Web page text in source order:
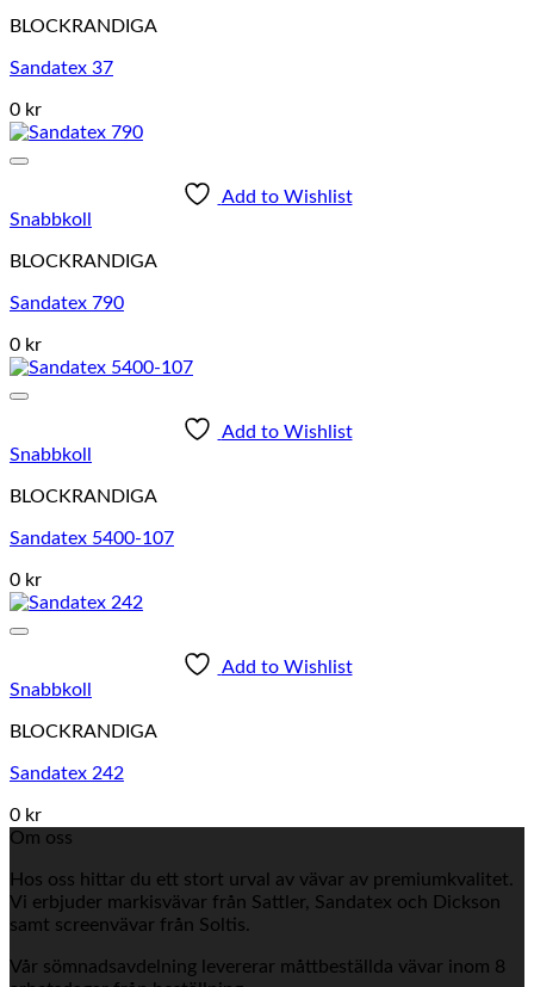
BLOCKRANDIGA
Sandatex 37
0 kr
Add to Wishlist
Snabbkoll
BLOCKRANDIGA
Sandatex 790
0 kr
Add to Wishlist
Snabbkoll
BLOCKRANDIGA
Sandatex 5400-107
0 kr
Add to Wishlist
Snabbkoll
BLOCKRANDIGA
Sandatex 242
0 kr
Om oss
Hos oss hittar du ett stort urval av vävar av premiumkvalitet.
Vi erbjuder markisvävar från Sattler, Sandatex och Dickson
samt screenvävar från Soltis.
Vår sömnadsavdelning levererar måttbeställda vävar inom 8